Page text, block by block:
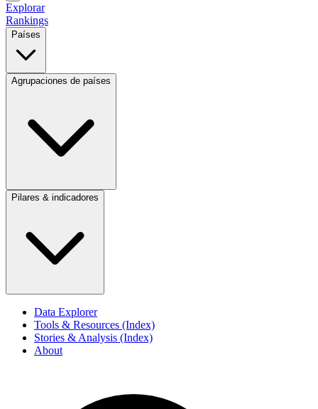
Explorar
Rankings
Países
Agrupaciones de países
Pilares & indicadores
Data Explorer
Tools & Resources (Index)
Stories & Analysis (Index)
About